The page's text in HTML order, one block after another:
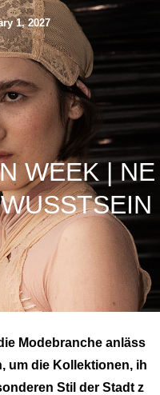
1, 2027
WEEK | NE
Modebranche anläss
um die Kollektionen, ih
Stil der Stadt z